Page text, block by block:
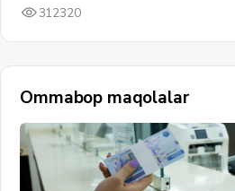
312320
Ommabop maqolalar